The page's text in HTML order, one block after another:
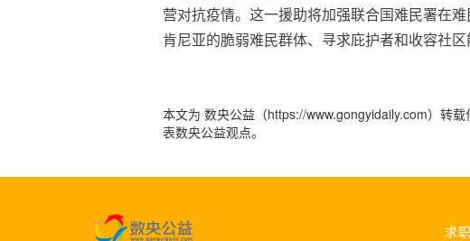
营对抗疫情。这一援助将加强联合国难民署在
肯尼亚的脆弱难民群体、寻求庇护者和收容社区
本文为 数央公益（https://www.gongyidaily.com）转
表数央公益观点。
求